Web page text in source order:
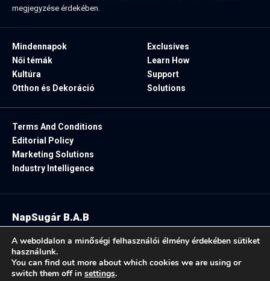
megjegyzése érdekében.
Mindennapok
Női témák
Kultúra
Otthon és Dekoráció
Exclusives
Learn How
Support
Solutions
Terms And Conditions
Editorial Policy
Marketing Solutions
Industry Intelligence
Follow US:
NapSugár B.A.B
A weboldalon a minőségi felhasználói élmény érdekében sütiket
használunk.
You can find out more about which cookies we are using or
switch them off in settings.